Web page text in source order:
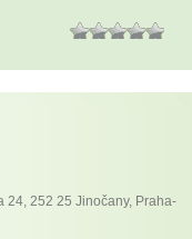
24, 252 25 Jinočany, Praha-